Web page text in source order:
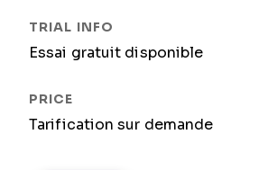
Essai gratuit disponible
Tarification sur demande